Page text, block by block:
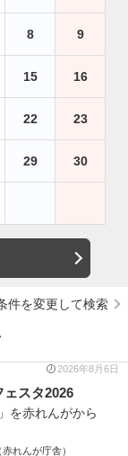
8 9
15 16
22 23
29 30
件を変更して検索
2026年8月6日
スタ2026
を赤れんがから
れんが庁舎）